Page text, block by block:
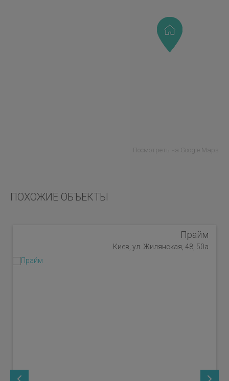
Посмотреть на Google Maps
ПОХОЖИЕ ОБЪЕКТЫ
Прайм
Киев, ул. Жилянская, 48, 50а